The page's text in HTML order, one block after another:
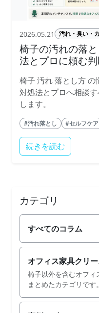
2026.05.21 汚れ・臭い・
椅子の汚れの落
法とプロに頼む
椅子 汚れ 落とし方
対処法とプロへ相談
します。
#汚れ落とし #セルフケア
続きを読む
カテゴリ
すべてのコラム
オフィス家具クリ
椅子以外を含むオフィ
まとめたカテゴリです。